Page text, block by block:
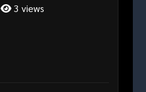
3 views